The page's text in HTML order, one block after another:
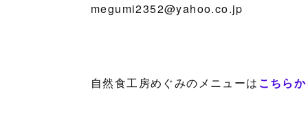
megumi2352@yahoo.co.jp
自然食工房めぐみのメニューはこちらか